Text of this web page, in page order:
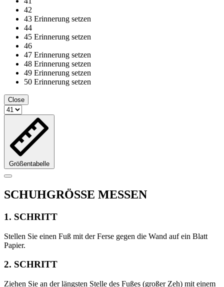
42
43 Erinnerung setzen
44
45 Erinnerung setzen
46
47 Erinnerung setzen
48 Erinnerung setzen
49 Erinnerung setzen
50 Erinnerung setzen
Close
Größentabelle
SCHUHGRÖSSE MESSEN
1. SCHRITT
Stellen Sie einen Fuß mit der Ferse gegen die Wand auf ein Blatt
Papier.
2. SCHRITT
Ziehen Sie an der längsten Stelle des Fußes (großer Zeh) mit einem